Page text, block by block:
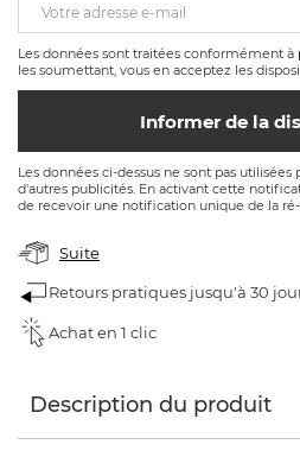
Votre adresse e-mail
Les données sont traitées conformément à
les soumettant, vous en acceptez les
Informer de la
Les données ci-dessus ne sont pas
d'autres publicités. En activant cette
de recevoir une notification unique de la
Suite
Retours pratiques jusqu'à 30
Achat en 1 clic
Description du produit